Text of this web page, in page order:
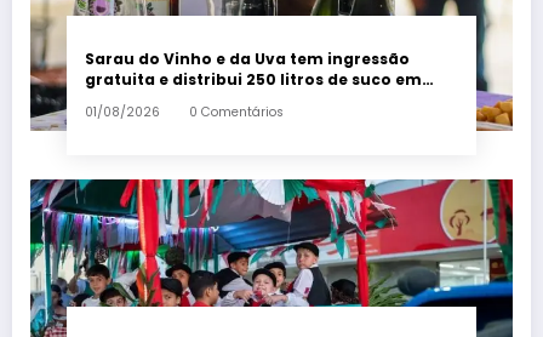
Sarau do Vinho e da Uva tem ingressão
gratuita e distribui 250 litros de suco em
Santa Teresa – Em Dia ES
01/08/2026 0 Comentários